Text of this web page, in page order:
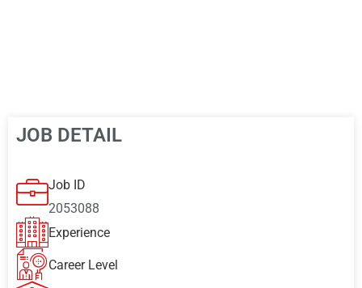
JOB DETAIL
Job ID
2053088
Experience
Career Level